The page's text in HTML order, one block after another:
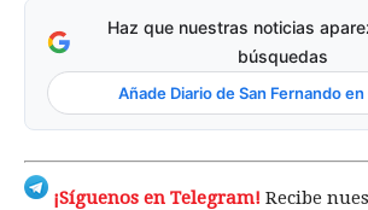
Haz que nuestras noticias
búsquedas
Añade Diario de San Fernando
¡Síguenos en Telegram! Recibe